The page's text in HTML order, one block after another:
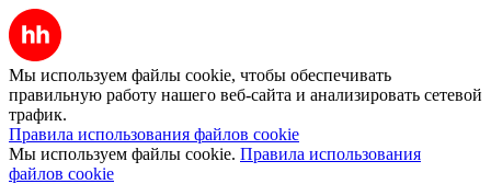
Мы используем файлы cookie, чтобы обеспечивать
правильную работу нашего веб-сайта и анализировать сетевой
трафик.
Правила использования файлов cookie
Мы используем файлы cookie. Правила использования
файлов cookie